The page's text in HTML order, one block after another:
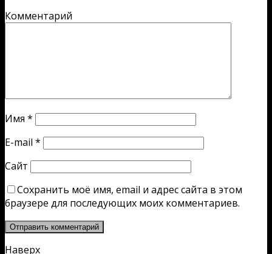
Комментарий
Имя *
E-mail *
Сайт
Сохранить моё имя, email и адрес сайта в этом
браузере для последующих моих комментариев.
Наверх